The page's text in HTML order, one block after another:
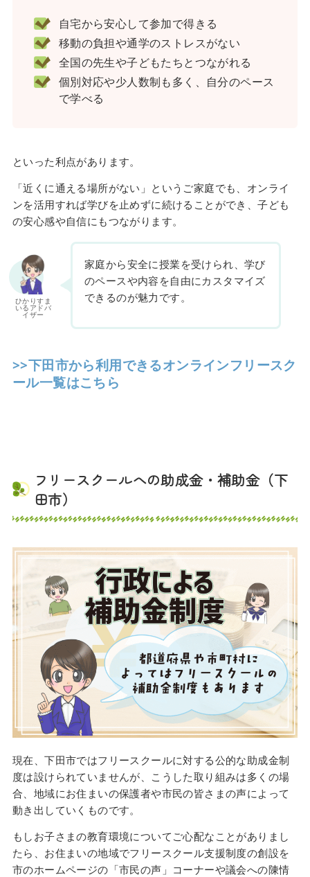
自宅から安心して参加で得きる
移動の負担や通学のストレスがない
全国の先生や子どもたちとつながれる
個別対応や少人数制も多く、自分のペース
で学べる
といった利点があります。
「近くに通える場所がない」というご家庭でも、オンライ
ンを活用すれば学びを止めずに続けることができ、子ども
の安心感や自信にもつながります。
ひかりすま
いるアドバ
イザー
家庭から安全に授業を受けられ、学び
のペースや内容を自由にカスタマイズ
できるのが魅力です。
>>下田市から利用できるオンラインフリースク
ール一覧はこちら
フリースクールへの助成金・補助金（下
田市）
現在、下田市ではフリースクールに対する公的な助成金制
度は設けられていませんが、こうした取り組みは多くの場
合、地域にお住まいの保護者や市民の皆さまの声によって
動き出していくものです。
もしお子さまの教育環境についてご心配なことがありまし
たら、お住まいの地域でフリースクール支援制度の創設を
市のホームページの「市民の声」コーナーや議会への陳情